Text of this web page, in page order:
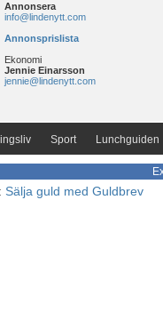
Annonsera
info@lindenytt.com
Annonsprislista
Ekonomi
Jennie Einarsson
jennie@lindenytt.com
Sport Lunchguiden
Sälja guld med Guldbrev